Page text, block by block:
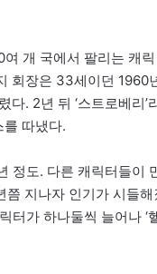
개 국에서 팔리는 캐릭
회장은 33세이던 1960
다. 2년 뒤 ‘스트로베리’
따냈다.
정도. 다른 캐릭터들이
지나자 인기가 시들해
터가 하나둘씩 늘어나 ‘